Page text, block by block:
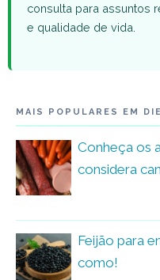
consulta para assuntos
e qualidade de vida.
MAIS POPULARES EM
Conheça os
considera
Feijão para
como!